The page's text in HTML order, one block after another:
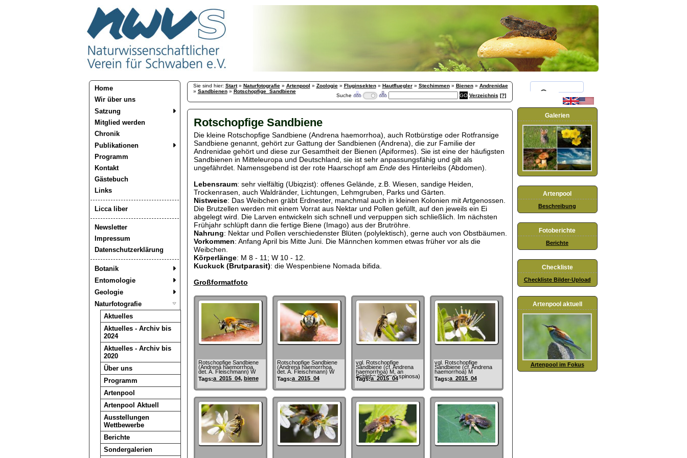
Home
Wir über uns
Satzung
Mitglied werden
Chronik
Publikationen
Programm
Kontakt
Gästebuch
Links
Licca liber
Newsletter
Impressum
Datenschutzerklärung
Botanik
Entomologie
Geologie
Naturfotografie
Aktuelles
Aktuelles - Archiv bis
2024
Aktuelles - Archiv bis
2020
Über uns
Programm
Artenpool
Artenpool Aktuell
Ausstellungen
Wettbewerbe
Berichte
Sondergalerien
Sie sind hier: Start» Naturfotografie» Artenpool » Zoologie» Fluginsekten» Hautfluegler» Stechimmen» Bienen» Andrenidae
» Sandbienen» Rotschopfige_Sandbiene
Suche Verzeichnis [?]
Rotschopfige Sandbiene
Die kleine Rotschopfige Sandbiene (Andrena haemorrhoa), auch Rotbürstige oder Rotfransige
Sandbiene genannt, gehört zur Gattung der Sandbienen (Andrena), die zur Familie der
Andrenidae gehört und diese zur Gesamtheit der Bienen (Apiformes). Sie ist eine der häufigsten
Sandbienen in Mitteleuropa und Deutschland, sie ist sehr anpassungsfähig und gilt als
ungefährdet. Namensgebend ist der rote Haarschopf am Endedes Hinterleibs (Abdomen).
Lebensraum: sehr vielfältig (Ubiqzist): offenes Gelände, z.B. Wiesen, sandige Heiden,
Trockenrasen, auch Waldränder, Lichtungen, Lehmgruben, Parks und Gärten.
Nistweise: Das Weibchen gräbt Erdnester, manchmal auch in kleinen Kolonien mit Artgenossen.
Die Brutzellen werden mit einem Vorrat aus Nektar und Pollen gefüllt, auf den jeweils ein Ei
abgelegt wird. Die Larven entwickeln sich schnell und verpuppen sich schließlich. Im nächsten
Frühjahr schlüpft dann die fertige Biene (Imago) aus der Brutröhre.
Nahrung: Nektar und Pollen verschiedenster Blüten (polylektisch), gerne auch von Obstbäumen.
Vorkommen: Anfang April bis Mitte Juni. Die Männchen kommen etwas früher vor als die
Weibchen.
Körperlänge: M 8 - 11; W 10 - 12.
Kuckuck (Brutparasit): die Wespenbiene Nomada bifida.
Großformatfoto
Rotschopfige Sandbiene
(Andrena haemorrhoa,
det. A. Fleischmann) W
Tags:a_2015_04, biene
Rotschopfige Sandbiene
(Andrena haemorrhoa,
det. A. Fleischmann) W
Tags:a_2015_04
vgl. Rotschopfige
Sandbiene (cf. Andrena
haemorrhoa) M, an
Schlehe (Prunus spinosa)
Tags:a_2015_04
vgl. Rotschopfige
Sandbiene (cf. Andrena
haemorrhoa) M
Tags:a_2015_04
Galerien
Artenpool
Beschreibung
Fotoberichte
Berichte
Checkliste
Checkliste Bilder-Upload
Artenpool aktuell
Artenpool im Fokus